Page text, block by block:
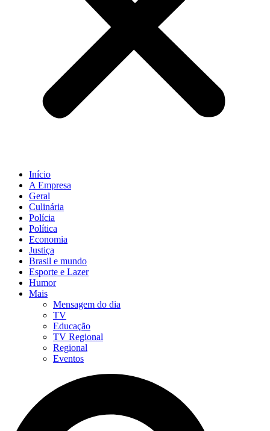
Início
A Empresa
Geral
Culinária
Polícia
Política
Economia
Justiça
Brasil e mundo
Esporte e Lazer
Humor
Mais
Mensagem do dia
TV
Educação
TV Regional
Regional
Eventos